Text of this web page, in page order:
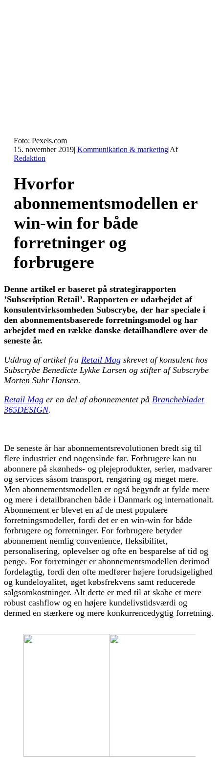
Foto: Pexels.com
15. november 2019| Kommunikation & marketing|Af
Redaktion
Hvorfor
abonnementsmodellen er
win-win for både
forretninger og
forbrugere
Denne artikel er baseret på strategirapporten
’Subscription Retail’. Rapporten er udarbejdet af
konsulentvirksomheden Subscrybe, der har speciale i
den abonnementsbaserede forretningsmodel og har
arbejdet med en række danske detailhandlere over de
seneste år.
Uddrag af artikel fra Retail Mag skrevet af konsulent hos
Subscrybe Benedicte Lykke Larsen og stifter af Subscrybe
Morten Suhr Hansen.
Retail Mag er en del af abonnementet på Branchebladet
365DESIGN.
De seneste år har abonnementsrevolutionen bredt sig til
flere industrier end nogensinde før. Forbrugere kan nu
abonnere på skønheds- og plejeprodukter, serier, madvarer
og services såsom transport, rengøring og meget mere.
Men abonnementsmodellen er også begyndt at fylde mere
og mere i detailbranchen både i Danmark og internationalt.
Abonnement er blevet en af de mest populære
forretningsmodeller, fordi det er en win-win for både
forbrugere og forretninger. For forbrugere betyder
abonnement nemlig convenience, fleksibilitet,
personalisering, oplevelser og ofte en besparelse af tid og
penge. For forretninger er abonnementsmodellen derimod
fordelagtig, fordi den ofte medfører højere forudsigelighed
og kundeloyalitet, øget købsfrekvens samt reducerede
salgsomkostninger. Alt dette er med til at skabe et mere
robust cashflow og en højere kundelivstidsværdi og
dermed en stærkere og mere konkurrencedygtig forretning.